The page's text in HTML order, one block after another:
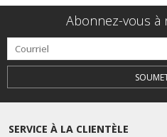
Abonnez-vous
SERVICE À LA CLIENTÈLE